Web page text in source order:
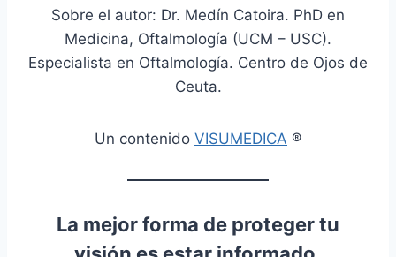
Sobre el autor: Dr. Medín Catoira. PhD en
Medicina, Oftalmología (UCM – USC).
Especialista en Oftalmología. Centro de Ojos de
Ceuta.
Un contenido VISUMEDICA ®
La mejor forma de proteger tu